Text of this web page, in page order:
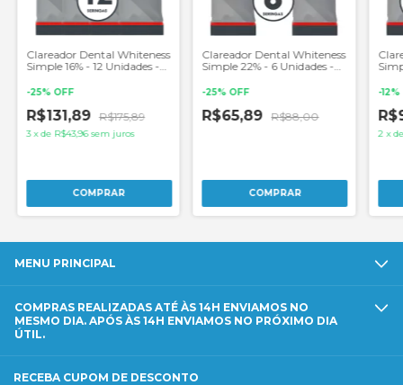
Clareador Dental Whiteness
Simple 16% - 12 Unidades -
-25% OFF
R$131,89 R$175,89
3 xde R$43,96 sem juros
Clareador Dental Whiteness
Simple 22% - 6 Unidades -
-25% OFF
R$65,89 R$88,00
-12%
2 x
MENU PRINCIPAL
COMPRAS REALIZADAS ATÉ ÀS 14H ENVIAMOS NO
MESMO DIA. APÓS ÀS 14H ENVIAMOS NO PRÓXIMO DIA
ÚTIL.
RECEBA CUPOM DE DESCONTO